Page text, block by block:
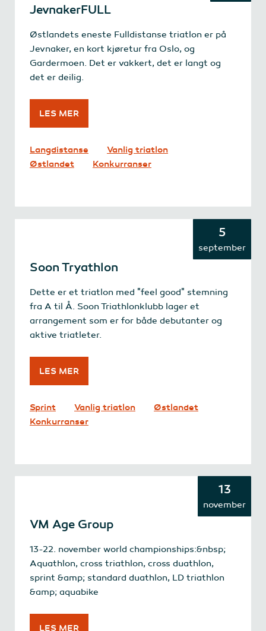
JevnakerFULL
Østlandets eneste Fulldistanse triatlon er på
Jevnaker, en kort kjøretur fra Oslo, og
Gardermoen. Det er vakkert, det er langt og
det er deilig.
LES MER
Langdistanse
Vanlig triatlon
Østlandet
Konkurranser
Soon Tryathlon
Dette er et triatlon med "feel good" stemning
fra A til Å. Soon Triathlonklubb lager et
arrangement som er for både debutanter og
aktive triatleter.
LES MER
Sprint Vanlig triatlon
Østlandet
Konkurranser
5
september
VM Age Group
13-22. november world championships:&nbsp;
Aquathlon, cross triathlon, cross duathlon,
sprint &amp; standard duathlon, LD triathlon
&amp; aquabike
LES MER
13
november